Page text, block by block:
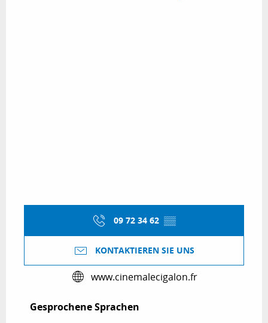
09 72 34 62 ▒▒
KONTAKTIEREN SIE UNS
www.cinemalecigalon.fr
Gesprochene Sprachen
Gesprochene Sprachen